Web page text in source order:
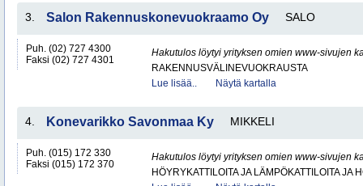
3. Salon Rakennuskonevuokraamo Oy SALO
Puh. (02) 727 4300
Faksi (02) 727 4301
Hakutulos löytyi yrityksen omien www-sivujen
RAKENNUSVÄLINEVUOKRAUSTA
Lue lisää..
Näytä kartalla
4. Konevarikko Savonmaa Ky MIKKELI
Puh. (015) 172 330
Faksi (015) 172 370
Hakutulos löytyi yrityksen omien www-sivujen
HÖYRYKATTILOITA JA LÄMPÖKATTILOITA JA